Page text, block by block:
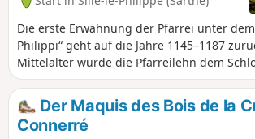
Die erste Erwähnung der Pfarrei unter
Philippi“ geht auf die Jahre 1145–1187
Mittelalter wurde die Pfarreilehn dem
angegliedert, das wiederum zur Baronie
einem Besitz der Bischöfe von Le Mans,
Grenze zwischen Savigné-L’Evêque und
Sillé-le-Philippe führte zur Entstehung
Der Maquis des Bois de la
Connerré